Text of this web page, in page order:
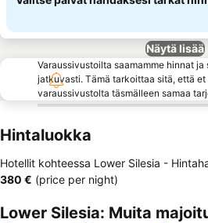
Näytä lisää
Varaussivustoilta saamamme hinnat
jatkuvasti. Tämä tarkoittaa sitä, että
varaussivustolta täsmälleen samaa
Hintaluokka
Hotellit kohteessa Lower Silesia -
‎380 € (price per night)
Lower Silesia: Muita